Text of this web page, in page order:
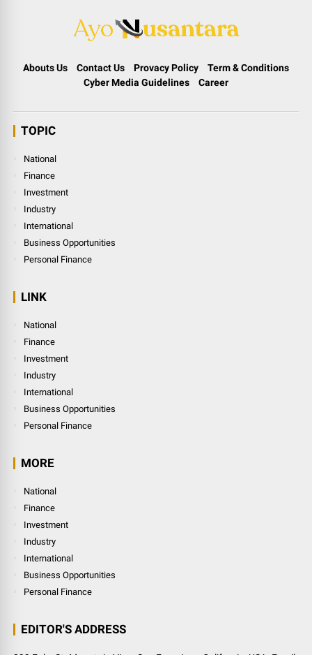
Abouts Us Contact Us Provacy Policy
Term & Conditions
Cyber Media Guidelines
Career
TOPIC
National
Finance
Investment
Industry
International
Business Opportunities
Personal Finance
LINK
National
Finance
Investment
Industry
International
Business Opportunities
Personal Finance
MORE
National
Finance
Investment
Industry
International
Business Opportunities
Personal Finance
EDITOR'S ADDRESS